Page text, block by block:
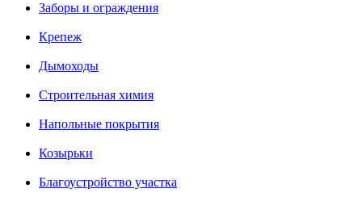
Заборы и ограждения
Крепеж
Дымоходы
Строительная химия
Напольные покрытия
Козырьки
Благоустройство участка